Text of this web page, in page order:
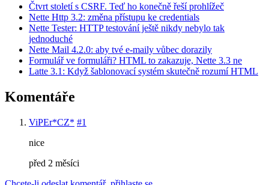
Čtvrt století s CSRF. Teď ho konečně řeší prohlížeč
Nette Http 3.2: změna přístupu ke credentials
Nette Tester: HTTP testování ještě nikdy nebylo tak
jednoduché
Nette Mail 4.2.0: aby tvé e-maily vůbec dorazily
Formulář ve formuláři? HTML to zakazuje, Nette 3.3 ne
Latte 3.1: Když šablonovací systém skutečně rozumí HTML
Komentáře
ViPEr*CZ* #1
nice
před 2 měsíci